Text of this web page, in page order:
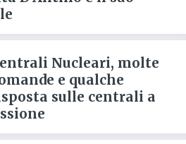
Nucleari, molte
e qualche
sulle centrali a